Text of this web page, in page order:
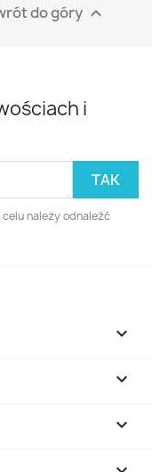
do góry 
i
należy odnaleźć


